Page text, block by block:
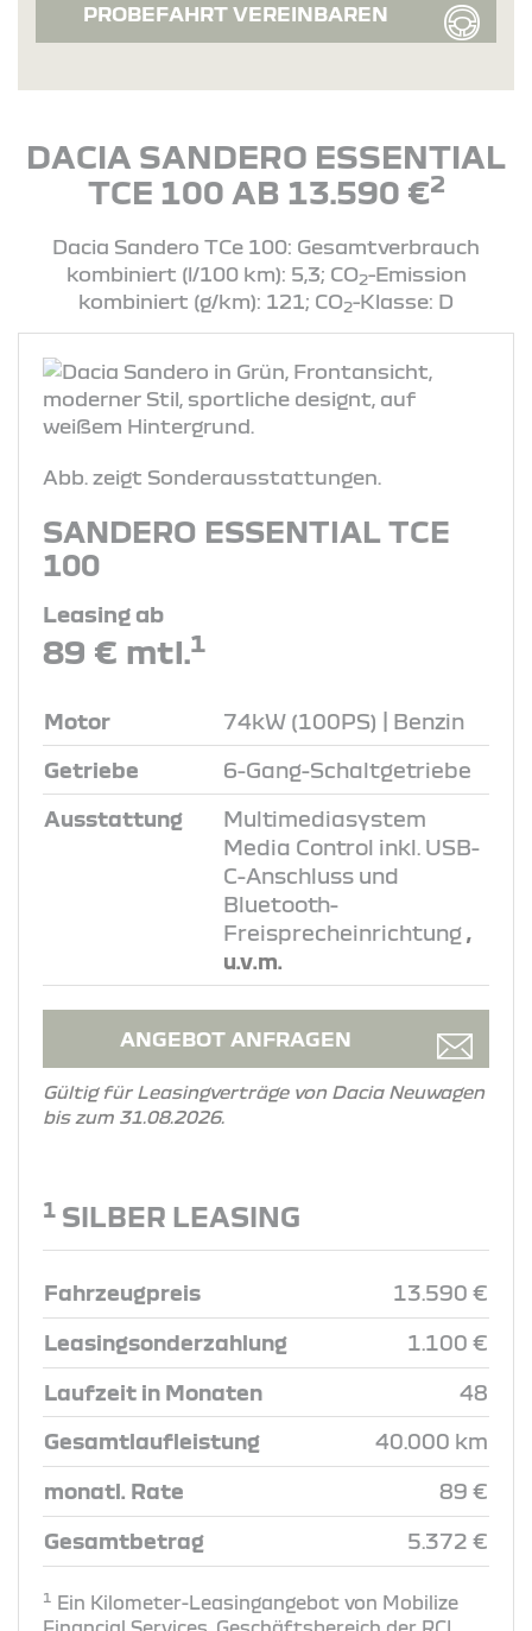
PROBEFAHRT VEREINBAREN
DACIA SANDERO ESSENTIAL
TCE 100 AB 13.590 €2
Dacia Sandero TCe 100: Gesamtverbrauch
kombiniert (l/100 km): 5,3; CO2-Emission
kombiniert (g/km): 121; CO2-Klasse: D
Abb. zeigt Sonderausstattungen.
SANDERO ESSENTIAL TCE
100
Leasing ab
89 € mtl.1
Motor 74kW (100PS) | Benzin
Getriebe 6-Gang-Schaltgetriebe
Ausstattung
Multimediasystem
Media Control inkl. USB-
C-Anschluss und
Bluetooth-
Freisprecheinrichtung ,
u.v.m.
ANGEBOT ANFRAGEN
Gültig für Leasingverträge von Dacia Neuwagen
bis zum 31.08.2026.
1 SILBER LEASING
Fahrzeugpreis 13.590 €
Leasingsonderzahlung 1.100 €
Laufzeit in Monaten 48
Gesamtlaufleistung 40.000 km
monatl. Rate 89 €
Gesamtbetrag 5.372 €
1
Ein Kilometer-Leasingangebot von Mobilize